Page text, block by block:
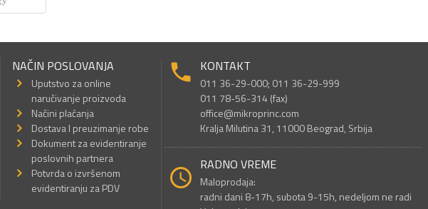
NAČIN POSLOVANJA
Uputstvo za online
naručivanje proizvoda
Načini plaćanja
Dostava I preuzimanje robe
Dokument za evidentiranje
poslovnih partnera
Potvrda o izvršenom
evidentiranju za PDV
KONTAKT
011 36-29-000; 011 36-29-999
011 78-56-314 (fax)
office@mikroprinc.com
Kralja Milutina 31, 11000 Beograd, Srbija
RADNO VREME
Maloprodaja:
radni dani 8-17h, subota 9-15h, nedeljom ne radi